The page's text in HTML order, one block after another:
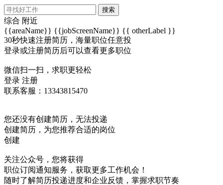
搜索
综合 附近
{{areaName}} {{jobScreenName}} {{ otherLabel }}
30秒快速注册简历，海量职位任意投
登录或注册简历后可以查看更多职位
微信扫一扫，求职更轻松
登录 注册
联系客服：13343815470
您还没有创建简历，无法投递
创建简历，为您推荐合适的岗位
创建
关注公众号，您将获得
职位订阅通知服务，获取更多工作机会！
随时了解简历投递进度和企业反馈，掌握求职节奏